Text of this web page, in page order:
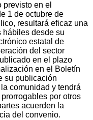
previsto en el
1 de octubre de
resultará eficaz una
hábiles desde su
estatal de
del sector
en el plazo
en el Boletín
su publicación
comunidad y tendrá
por otros
acuerden la
del convenio.